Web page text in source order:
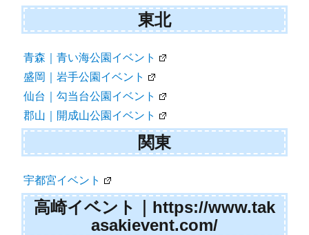
東北
青森｜青い海公園イベント
盛岡｜岩手公園イベント
仙台｜勾当台公園イベント
郡山｜開成山公園イベント
関東
宇都宮イベント
高崎イベント｜https://www.tak
asakievent.com/